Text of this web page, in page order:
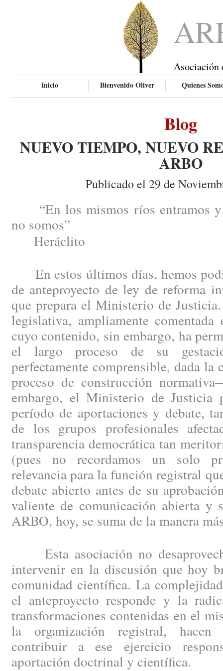
Asociación
Inicio Bienvenido Oliver Quienes
Blog
NUEVO TIEMPO, NUEVO
ARBO
Publicado el 29 de
“En los mismos ríos entramos y
no somos”
Heráclito
En estos últimos días, hemos
de anteproyecto de ley de reforma
que prepara el Ministerio de
legislativa, ampliamente
cuyo contenido, sin embargo, ha
el largo proceso de su
perfectamente comprensible, dada
proceso de construcción
embargo, el Ministerio de Justicia
período de aportaciones y debate,
de los grupos profesionales
transparencia democrática tan
(pues no recordamos un solo
relevancia para la función registral
debate abierto antes de su
valiente de comunicación abierta y
ARBO, hoy, se suma de la manera
Esta asociación no
intervenir en la discusión que hoy
comunidad científica. La
el anteproyecto responde y la
transformaciones contenidas en el
la organización registral, hacen
contribuir a ese ejercicio
aportación doctrinal y científica.